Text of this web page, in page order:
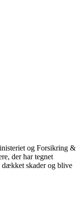
og Forsikring &
der har tegnet
skader og blive